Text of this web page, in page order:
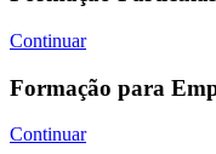
Continuar
Formação para
Continuar